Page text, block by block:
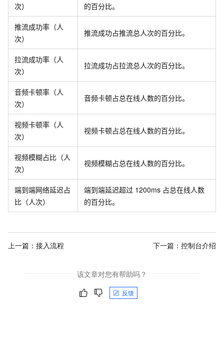
次）
的百分比。
推流成功率（人
次）
推流成功占推流总人次的百分比。
拉流成功率（人
次）
拉流成功占拉流总人次的百分比。
音频卡顿率（人
次）
音频卡顿占总在线人数的百分比。
视频卡顿率（人
次）
视频卡顿占总在线人数的百分比。
视频模糊占比（人
次）
视频模糊占总在线人数的百分比。
端到端网络延迟占
比（人次）
端到端延迟超过 1200ms 占总在线人数
的百分比。
上一篇： 接入流程 下一篇： 控制台介绍
该文章对您有帮助吗？
反馈